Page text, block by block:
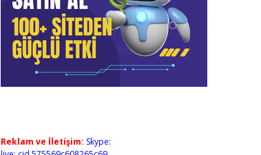
Reklam ve İletişim: Skype: